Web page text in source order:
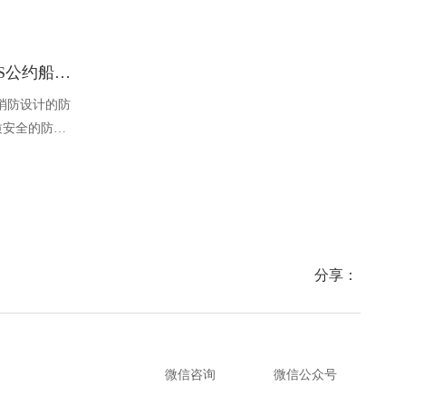
Ocean one对讲机 SOLAS公约船舶消防A600V ATEX防爆对讲机
防设计的防
全的防爆
分享：
微信咨询 微信公众号